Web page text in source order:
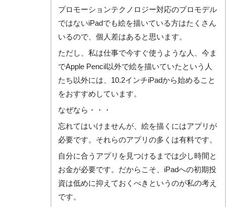
プロモーションテクノロジー対応のプロモデル
ではないiPadでも絵を描いている方はたくさん
いるので、個人差はあると思います。
ただし、私は仕事で今すぐ使うような人、今ま
でApple Pencil以外で絵を描いていたという人
たち以外には、10.2インチiPadから始めること
をおすすめしています。
なぜなら・・・
忘れてはいけませんが、絵を描くにはアプリが
必要です。それらのアプリの多くは有料です。
自分に合うアプリを見つけるまでは少し時間と
お金が必要です。だからこそ、iPadへの初期投
資は低めに抑えておくべきというのが私の考え
です。